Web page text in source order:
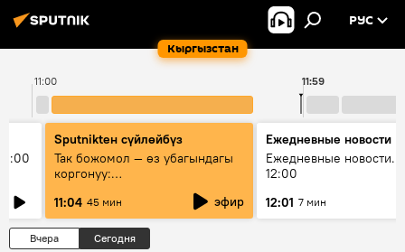
Кыргызстан
РУС
11:00 11:59
Sputnikteн сүйлөйбүз
Так божомол — өз убагындагы
коргонуу:
гидрометеорологиялык кызмат
кантип өркүндөтүлүүдө
11:04 45 мин эфир
Ежедневные новости
Ежедневные новости.
12:00
12:01 7 мин
Вчера Сегодня